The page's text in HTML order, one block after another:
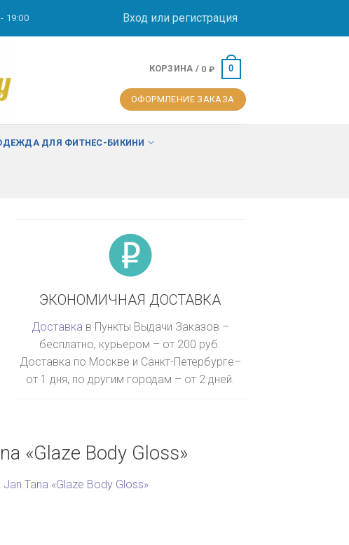
19:00 Вход или регистрация
КОРЗИНА / 0 ₽ 0
ОФОРМЛЕНИЕ ЗАКАЗА
ДЛЯ ФИТНЕС-БИКИНИ
ЭКОНОМИЧНАЯ ДОСТАВКА
Доставка в Пункты Выдачи Заказов –
бесплатно, курьером – от 200 руб.
Доставка по Москве и Санкт-Петербурге–
от 1 дня, по другим городам – от 2 дней.
«Glaze Body Gloss»
Jan Tana «Glaze Body Gloss»